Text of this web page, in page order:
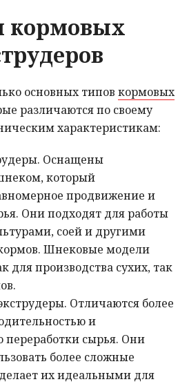
кормовых
основных типов кормовых
различаются по своему
характеристикам:
Оснащены
который
продвижение и
Они подходят для работы
соей и другими
Шнековые модели
для производства сухих, так
Отличаются более
и
переработки сырья. Они
более сложные
их идеальными для